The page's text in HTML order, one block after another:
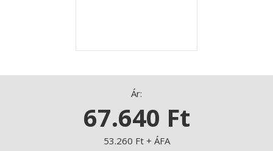
Ár:
67.640 Ft
53.260 Ft + ÁFA